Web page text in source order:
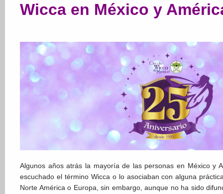
Wicca en México y
Algunos años atrás la mayoría de las personas en México y
escuchado el término Wicca o lo asociaban con alguna
Norte América o Europa, sin embargo, aunque no ha sido